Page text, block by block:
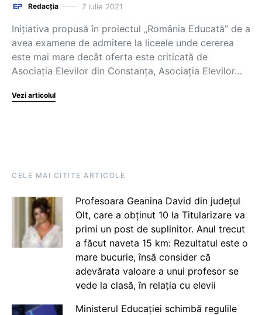
Redacția 7 iulie 2021
Inițiativa propusă în proiectul „România Educată” de a
avea examene de admitere la liceele unde cererea
este mai mare decât oferta este criticată de
Asociația Elevilor din Constanța, Asociația Elevilor…
Vezi articolul
CELE MAI CITITE ARTICOLE
Profesoara Geanina David din județul
Olt, care a obținut 10 la Titularizare va
primi un post de suplinitor. Anul trecut
a făcut naveta 15 km: Rezultatul este o
mare bucurie, însă consider că
adevărata valoare a unui profesor se
vede la clasă, în relația cu elevii
Ministerul Educației schimbă regulile